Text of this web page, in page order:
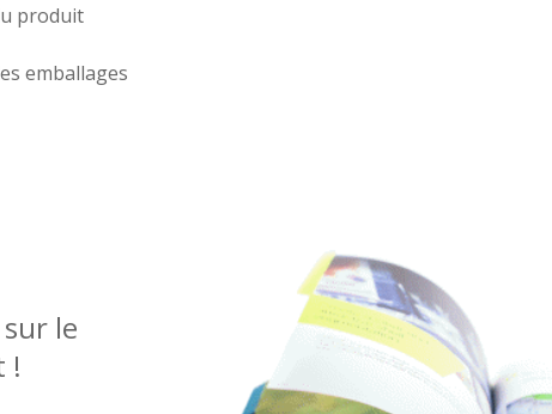
produit
emballages
le
!